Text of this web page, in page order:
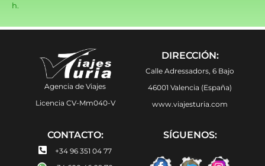
h.
Agencia de Viajes
Licencia CV-Mm040-V
DIRECCIÓN:
Calle Adressadors, 6 Bajo
46001 Valencia (España)
www.viajesturia.com
CONTACTO:
+34 96 351 04 77
SÍGUENOS: